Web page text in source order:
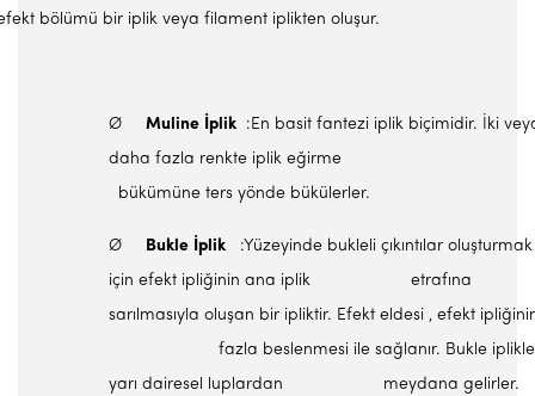
bölümü bir iplik veya filament iplikten oluşur.
Ø Muline İplik:En basit fantezi iplik biçimidir. İki
daha fazla renkte iplik eğirme
bükümüne ters yönde bükülerler.
Ø Bukle İplik:Yüzeyinde bukleli çıkıntılar oluşturmak
için efekt ipliğinin ana iplik etrafına
sarılmasıyla oluşan bir ipliktir. Efekt eldesi , efekt
fazla beslenmesi ile sağlanır. Bukle
yarı dairesel luplardan meydana gelirler.